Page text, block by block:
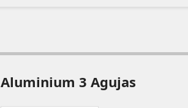
Aluminium 3 Agujas